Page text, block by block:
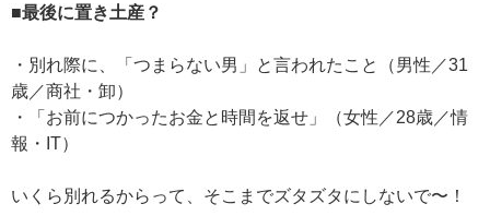
■最後に置き土産？
・別れ際に、「つまらない男」と言われたこと（男性／31
歳／商社・卸）
・「お前につかったお金と時間を返せ」（女性／28歳／情
報・IT）
いくら別れるからって、そこまでズタズタにしないで〜！